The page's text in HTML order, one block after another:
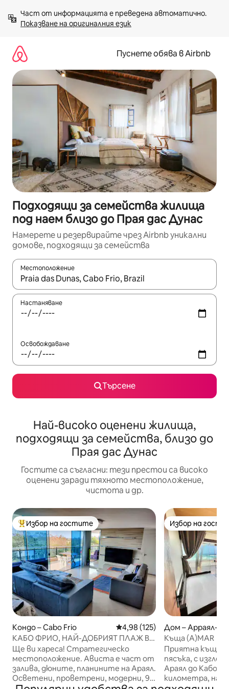
към
съдържанието
Показване на оригиналния език
Пуснете обява в Airbnb
Подходящи за семейства жилища
под наем близо до Прая дас Дунас
Намерете и резервирайте чрез Airbnb уникални
домове, подходящи за семейства
Местоположение
Когато резултатите се покажат, използвайте
Настаняване
Освобождаване
Търсене
Най-високо оценени жилища,
подходящи за семейства, близо до
Прая дас Дунас
Гостите са съгласни: тези престои са високо
оценени заради тяхното местоположение,
чистота и др.
Най-популярен избор на гостите
Избор на гостите
Кондо – Cabo Frio Средна оценка: 4,98 от 5,
4,98 (125)
КАБО ФРИО, НАЙ-ДОБРИЯТ ПЛАЖ В
БРАЗИЛИЯ!!!
Ще ви хареса! Стратегическо
местоположение. Ависта е част от
залива, дюните, планините на Араял.
Осветени, проветрени, модерни, 92
Избор на
Избор на
Дом – Арраял-
Къща (A)MAR
Приятна къща,
пясъка, с
Араял до Кабо. Намираме се на 6
километра, на